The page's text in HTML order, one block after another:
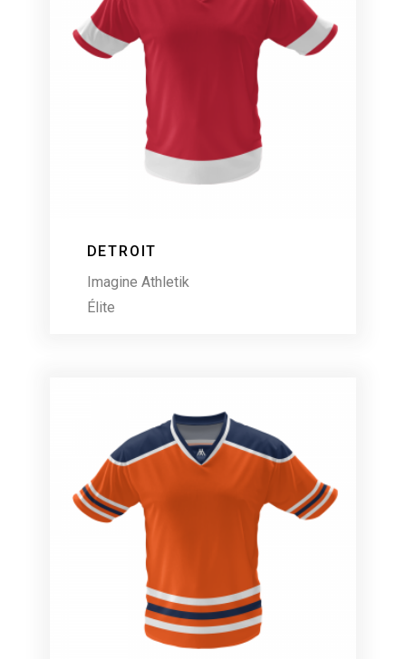
DETROIT
Imagine Athletik
Élite